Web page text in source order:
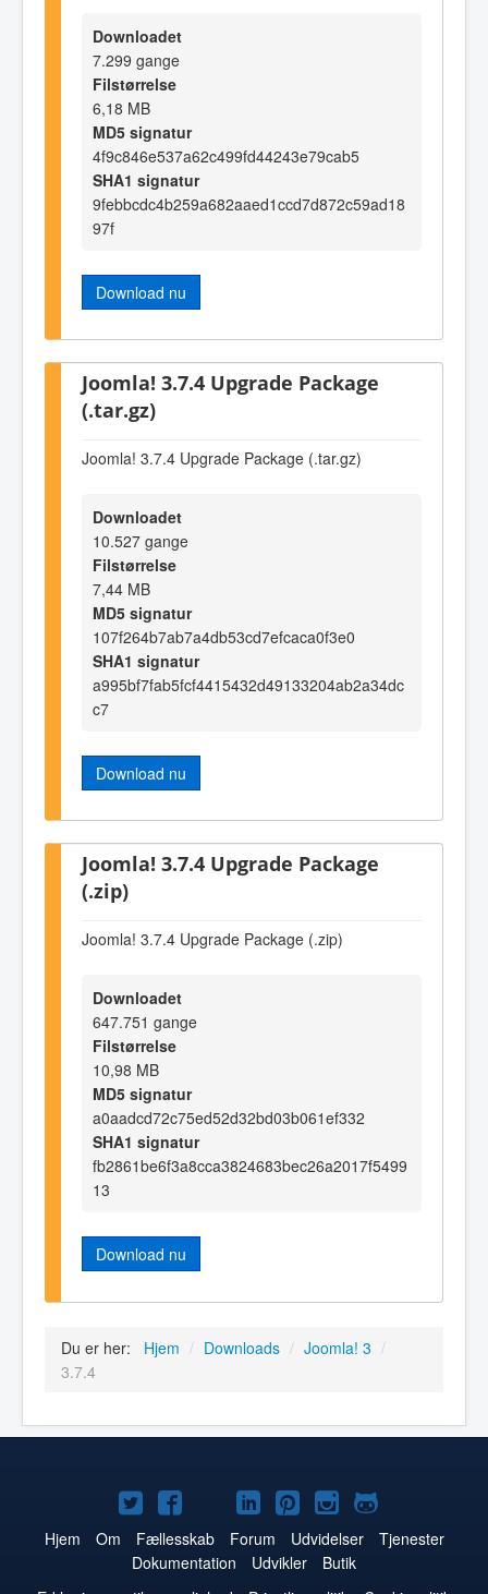
Downloadet
7.299 gange
Filstørrelse
6,18 MB
MD5 signatur
4f9c846e537a62c499fd44243e79cab5
SHA1 signatur
9febbcdc4b259a682aaed1ccd7d872c59ad18
97f
Download nu
Joomla! 3.7.4 Upgrade Package
(.tar.gz)
Joomla! 3.7.4 Upgrade Package (.tar.gz)
Downloadet
10.527 gange
Filstørrelse
7,44 MB
MD5 signatur
107f264b7ab7a4db53cd7efcaca0f3e0
SHA1 signatur
a995bf7fab5fcf4415432d49133204ab2a34dc
c7
Download nu
Joomla! 3.7.4 Upgrade Package
(.zip)
Joomla! 3.7.4 Upgrade Package (.zip)
Downloadet
647.751 gange
Filstørrelse
10,98 MB
MD5 signatur
a0aadcd72c75ed52d32bd03b061ef332
SHA1 signatur
fb2861be6f3a8cca3824683bec26a2017f5499
13
Download nu
Du er her: Hjem / Downloads / Joomla! 3 /
3.7.4
Joomla!
på
Twitter
Joomla!
på
Facebook
Joomla!
på
YouTube
Joomla!
på
LinkedIn
Joomla!
på
Pinterest
Joomla!
på
Instagram
Joomla!
på
Hjem Om Fællesskab Forum Udvidelser
Tjenester
Dokumentation
Udvikler
Butik